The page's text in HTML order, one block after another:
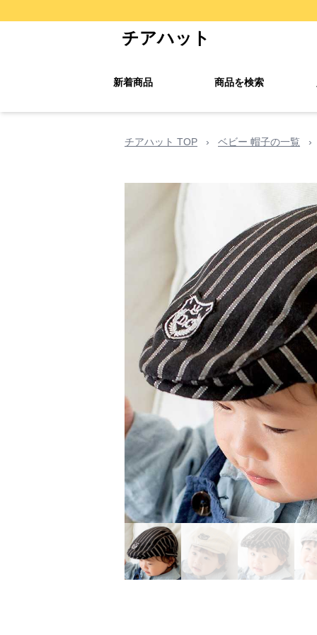
チアハット
新着商品 商品を検索
チアハット TOP › ベビー 帽子の一覧 ›